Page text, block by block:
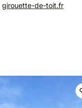
girouette-de-toit.fr